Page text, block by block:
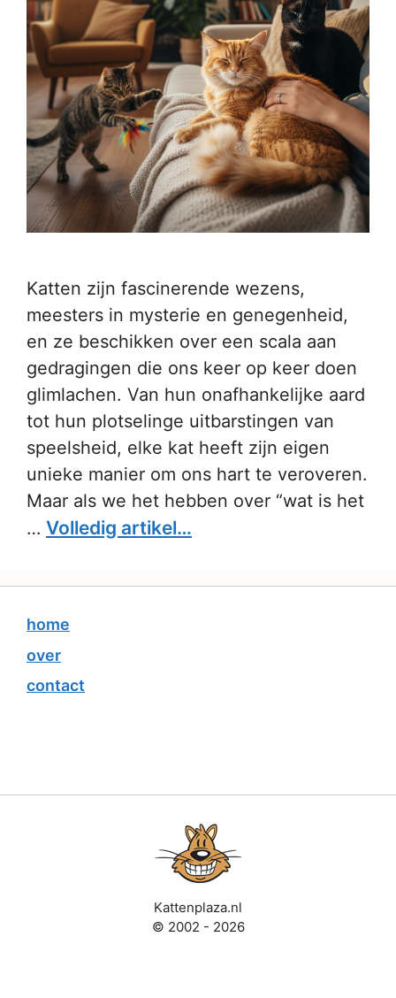
Katten zijn fascinerende wezens,
meesters in mysterie en genegenheid,
en ze beschikken over een scala aan
gedragingen die ons keer op keer doen
glimlachen. Van hun onafhankelijke aard
tot hun plotselinge uitbarstingen van
speelsheid, elke kat heeft zijn eigen
unieke manier om ons hart te veroveren.
Maar als we het hebben over “wat is het
… Volledig artikel…
home
over
contact
Kattenplaza.nl
© 2002 - 2026